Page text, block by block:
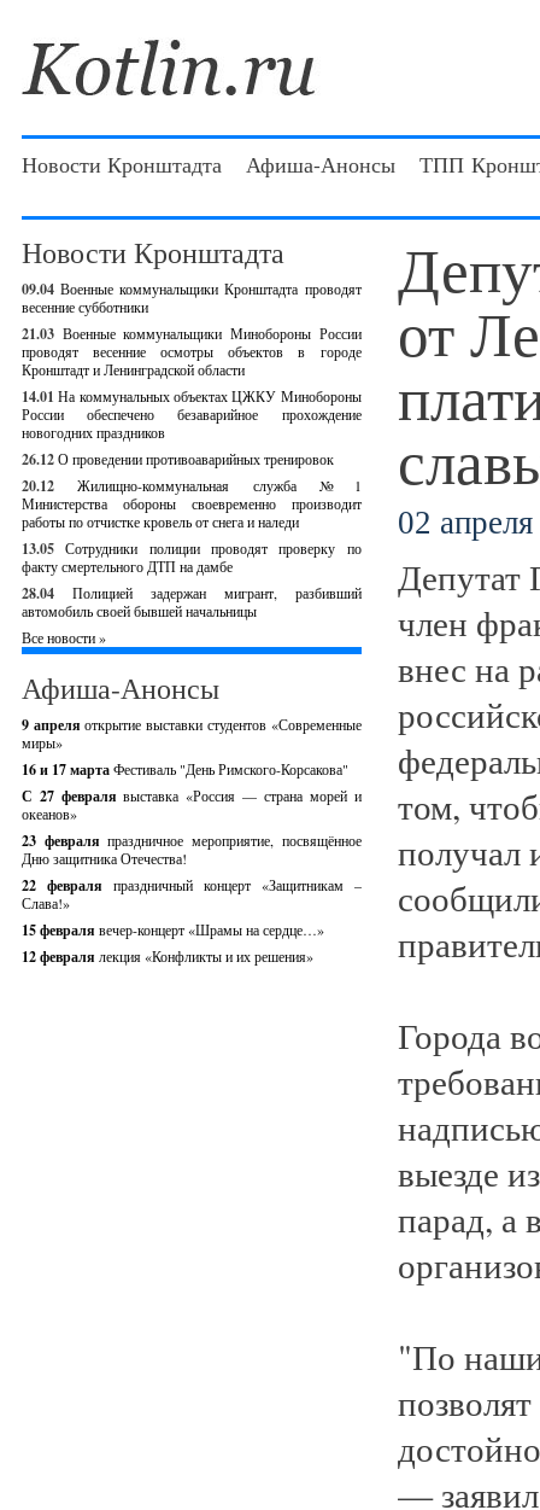
Новости Кронштадта Афиша-Анонсы ТПП
Новости Кронштадта
09.04 Военные коммунальщики Кронштадта проводят
весенние субботники
21.03 Военные коммунальщики Минобороны России
проводят весенние осмотры объектов в городе
Кронштадт и Ленинградской области
14.01 На коммунальных объектах ЦЖКУ Минобороны
России обеспечено безаварийное прохождение
новогодних праздников
26.12О проведении противоаварийных тренировок
20.12
Жилищно-коммунальная служба №1
Министерства обороны своевременно производит
работы по отчистке кровель от снега и наледи
13.05 Сотрудники полиции проводят проверку по
факту смертельного ДТП на дамбе
28.04
Полицией задержан мигрант, разбивший
автомобиль своей бывшей начальницы
Все новости »
Афиша-Анонсы
9 апреляоткрытие выставки студентов «Современные
миры»
16 и 17 мартаФестиваль "День Римского-Корсакова"
С 27 февралявыставка «Россия — страна морей и
океанов»
23 февраляпраздничное мероприятие, посвящённое
Дню защитника Отечества!
22 февраля праздничный концерт «Защитникам –
Слава!»
15 февраля вечер-концерт «Шрамы на сердце…»
12 февраля лекция «Конфликты и их решения»
от
02
Депутат
член
внес на
том,
получал
Города
выезде
парад, а
"По
—